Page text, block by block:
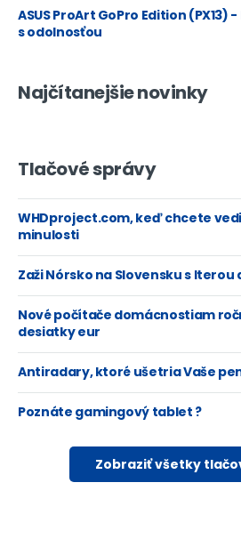
ASUS ProArt GoPro Edition
s odolnosťou
Najčítanejšie novinky
Tlačové správy
WHDproject.com, keď chcete
minulosti
Zaži Nórsko na Slovensku s Iterou
Nové počítače domácnostiam
desiatky eur
Antiradary, ktoré ušetria Vaše
Poznáte gamingový tablet ?
Zobraziť všetky